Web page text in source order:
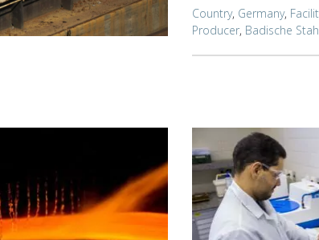
Country, Germany,
Producer, Badische